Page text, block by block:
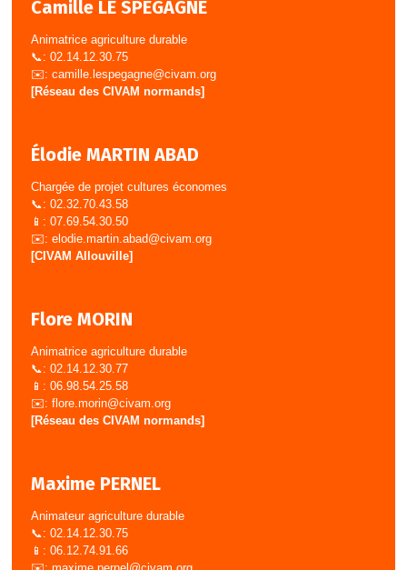
Camille LE SPEGAGNE
Animatrice agriculture durable
📞: 02.14.12.30.75
✉️: camille.lespegagne@civam.org
[Réseau des CIVAM normands]
Élodie MARTIN ABAD
Chargée de projet cultures économes
📞: 02.32.70.43.58
📱: 07.69.54.30.50
✉️: elodie.martin.abad@civam.org
[CIVAM Allouville]
Flore MORIN
Animatrice agriculture durable
📞: 02.14.12.30.77
📱: 06.98.54.25.58
✉️: flore.morin@civam.org
[Réseau des CIVAM normands]
Maxime PERNEL
Animateur agriculture durable
📞: 02.14.12.30.75
📱: 06.12.74.91.66